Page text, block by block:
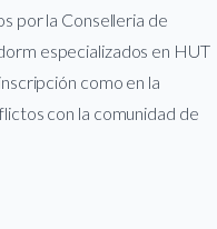
por la Conselleria de
especializados en HUT
como en la
con la comunidad de